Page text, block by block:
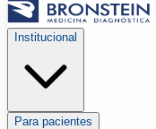
Institucional
Para pacientes